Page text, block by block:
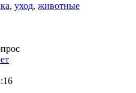
, уход, животные